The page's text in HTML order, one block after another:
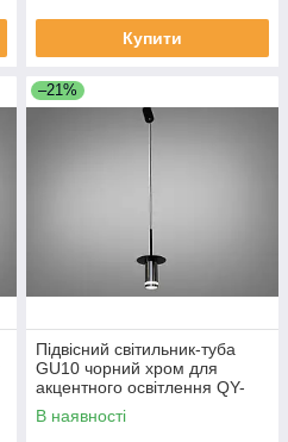
Купити
–21%
Підвісний світильник-туба
GU10 чорний хром для
акцентного освітлення QY-
H1175PB
В наявності